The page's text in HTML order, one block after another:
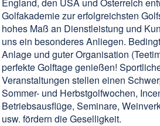
Golfakademie zur erfolgreichsten
hohes Maß an Dienstleistung und
uns ein besonderes Anliegen.
Anlage und guter Organisation
perfekte Golftage genießen!
Veranstaltungen stellen einen
Sommer- und Herbstgolfwochen,
Betriebsausflüge, Seminare,
usw. fördern die Geselligkeit.